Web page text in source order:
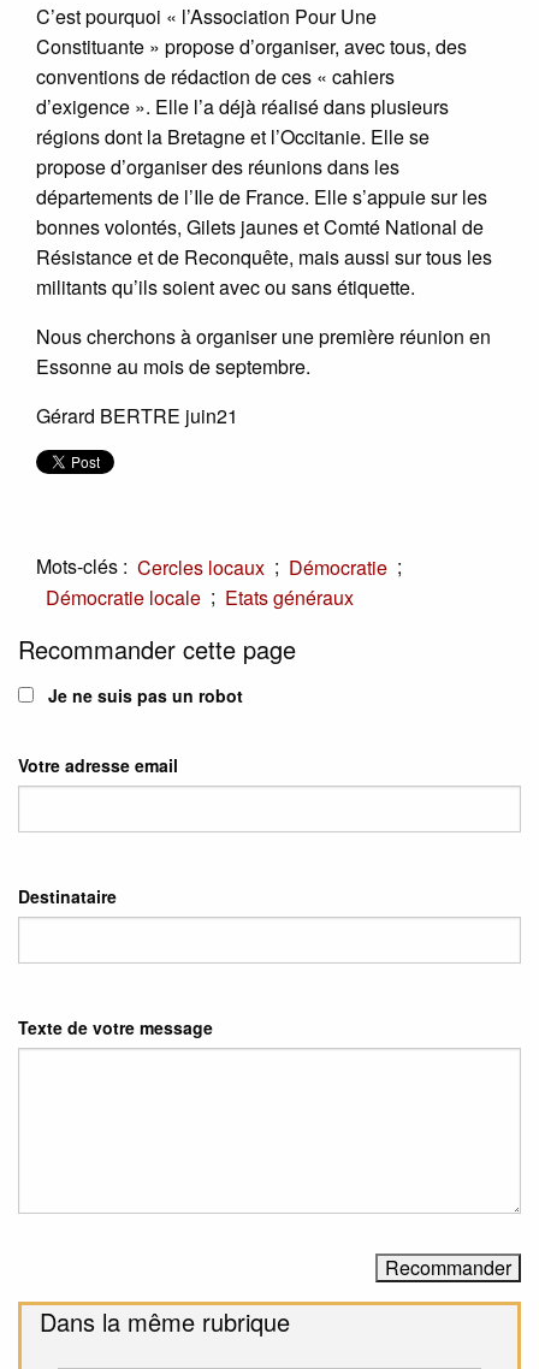
C’est pourquoi « l’Association Pour Une
Constituante » propose d’organiser, avec tous, des
conventions de rédaction de ces « cahiers
d’exigence ». Elle l’a déjà réalisé dans plusieurs
régions dont la Bretagne et l’Occitanie. Elle se
propose d’organiser des réunions dans les
départements de l’Ile de France. Elle s’appuie sur les
bonnes volontés, Gilets jaunes et Comté National de
Résistance et de Reconquête, mais aussi sur tous les
militants qu’ils soient avec ou sans étiquette.
Nous cherchons à organiser une première réunion en
Essonne au mois de septembre.
Gérard BERTRE juin21
Mots-clés : Cercles locaux ; Démocratie ;
Démocratie locale ; Etats généraux
Recommander cette page
Je ne suis pas un robot
Votre adresse email
Destinataire
Texte de votre message
Dans la même rubrique